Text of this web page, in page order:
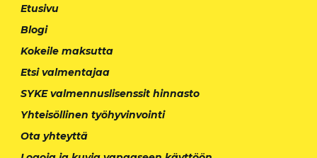
Etusivu
Blogi
Kokeile maksutta
Etsi valmentajaa
SYKE valmennuslisenssit hinnasto
Yhteisöllinen työhyvinvointi
Ota yhteyttä